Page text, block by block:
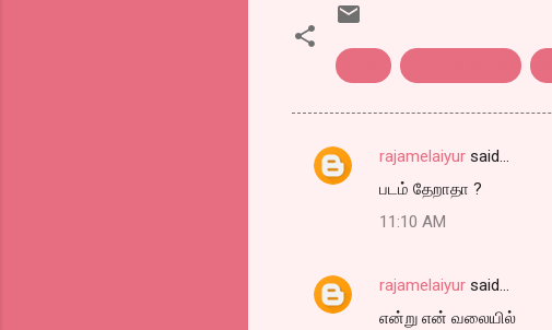
C
e
rajamelaiyur said…
படம் தேறாதா ?
11:10 AM
rajamelaiyur said…
என்று என் வலையில்